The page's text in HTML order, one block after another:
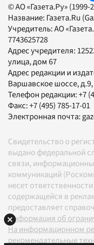
© АО «Газета.Ру»
Название: Газета.Ru
Учредитель:АО
7743625728
Адрес учредителя:
улица, дом 67
Адрес редакции и
Варшавское шоссе,
Телефон редакции:+7
Факс:+7 (495) 785-17-01
Электронная почта:
Свидетельство о
выдано федеральной
связи,
коммуникаций
несет
содержащейся в
предоставляет
Информация об
На информационном
рекомендательные